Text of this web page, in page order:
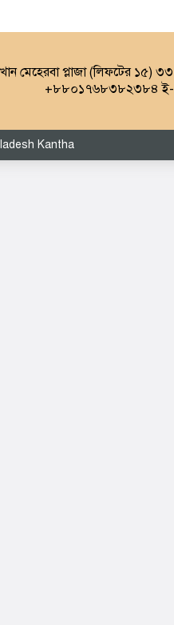
মেহেরবা প্লাজা (লিফটের ১৫)
+৮৮০১৭৬৮৩৮২৩৮৪ ই-
Kantha